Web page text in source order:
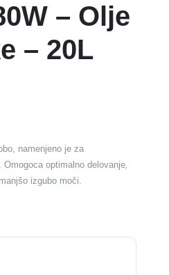
– Olje
– 20L
namenjeno je za
optimalno delovanje,
izgubo moči.